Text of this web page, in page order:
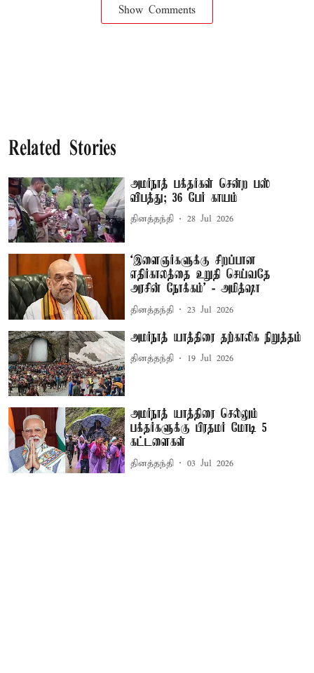
Show Comments
Related Stories
அமர்நாத் பக்தர்கள் சென்ற பஸ்
விபத்து; 36 பேர் காயம்
தினத்தந்தி 28 Jul 2026
‘இளைஞர்களுக்கு சிறப்பான
எதிர்காலத்தை உறுதி செய்வதே
அரசின் நோக்கம்’ - அமித்ஷா
தினத்தந்தி 23 Jul 2026
அமர்நாத் யாத்திரை தற்காலிக நிறுத்தம்
தினத்தந்தி 19 Jul 2026
அமர்நாத் யாத்திரை செல்லும்
பக்தர்களுக்கு பிரதமர் மோடி 5
கட்டளைகள்
தினத்தந்தி 03 Jul 2026